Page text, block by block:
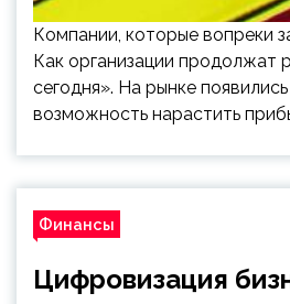
Компании, которые вопреки
Как организации продолжат
сегодня». На рынке
возможность нарастить
Финансы
Цифровизация